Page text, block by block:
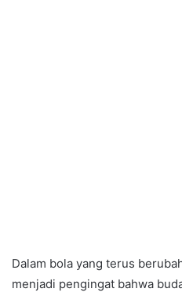
Dalam bola yang terus
menjadi pengingat bahwa